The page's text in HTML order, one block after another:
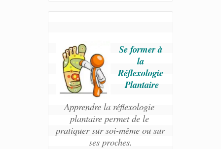
Se former à
la
Réflexologie
Plantaire
Apprendre la réflexologie
plantaire permet de le
pratiquer sur soi-même ou sur
ses proches.